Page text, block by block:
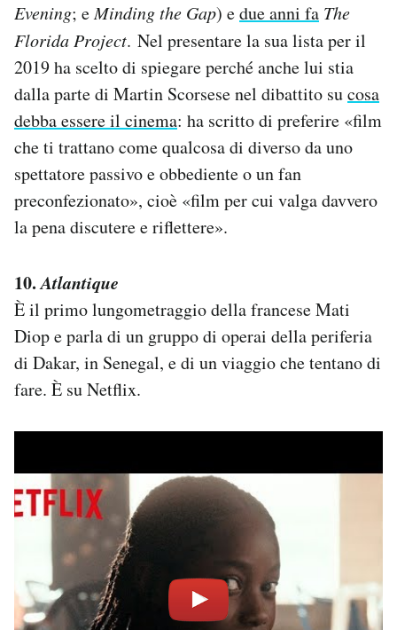
Evening; eMinding the Gap) edue anni fa The
Florida Project. Nel presentare la sua lista per il
2019 ha scelto di spiegare perché anche lui stia
dalla parte di Martin Scorsese nel dibattito sucosa
debba essere il cinema: ha scritto di preferire «film
che ti trattano come qualcosa di diverso da uno
spettatore passivo e obbediente o un fan
preconfezionato», cioè «film per cui valga davvero
la pena discutere e riflettere».
10.Atlantique
È il primo lungometraggio della francese Mati
Diop e parla di un gruppo di operai della periferia
di Dakar, in Senegal, e di un viaggio che tentano di
fare. È su Netflix.